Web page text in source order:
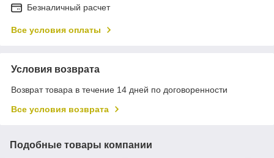
Безналичный расчет
Все условия оплаты
Условия возврата
Возврат товара в течение 14 дней по договоренности
Все условия возврата
Подобные товары компании